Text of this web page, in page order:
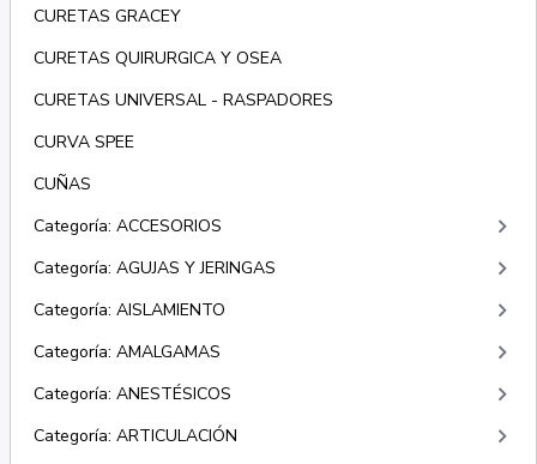
CURETAS GRACEY
CURETAS QUIRURGICA Y OSEA
CURETAS UNIVERSAL - RASPADORES
CURVA SPEE
CUÑAS
Categoría: ACCESORIOS
keyboard_arrow_right
Categoría: AGUJAS Y JERINGAS keyboard_arrow_right
Categoría: AISLAMIENTO keyboard_arrow_right
Categoría: AMALGAMAS keyboard_arrow_right
Categoría: ANESTÉSICOS keyboard_arrow_right
Categoría: ARTICULACIÓN keyboard_arrow_right